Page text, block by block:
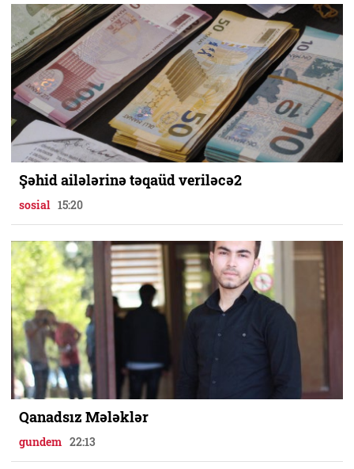
Şəhid ailələrinə təqaüd veriləcə2
sosial 15:20
Qanadsız Mələklər
gundem 22:13